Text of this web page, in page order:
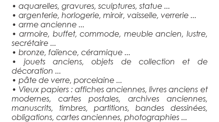
• aquarelles, gravures, sculptures, statue ...
• argenterie, horlogerie, miroir, vaisselle, verrerie ...
• arme ancienne ...
• armoire, buffet, commode, meuble ancien, lustre,
secrétaire ...
• bronze, faïence, céramique ...
• jouets anciens, objets de collection et de
décoration ...
• pâte de verre, porcelaine ...
• Vieux papiers : affiches anciennes, livres anciens et
modernes, cartes postales, archives anciennes,
manuscrits, timbres, partitions, bandes dessinées,
obligations, cartes anciennes, photographies ...